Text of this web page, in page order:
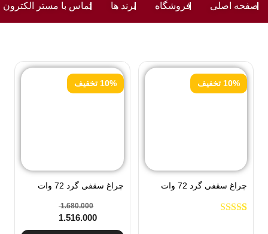
صفحه اصلی فروشگاه برند ها تماس با مستر الکترون
10% تخفیف
چراغ سقفی گرد 72 وات
مودی 3 حالته الماسی
10% تخفیف
چراغ سقفی گرد 72 وات
MD6172R-Y
1.680.000
1.516.000